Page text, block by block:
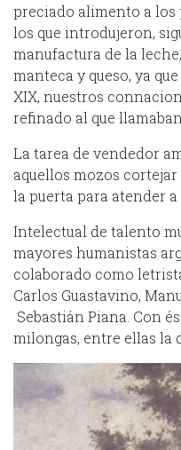
preciado alimento a los
los que introdujeron,
manufactura de la
manteca y queso, ya
XIX, nuestros
refinado al que
La tarea de vendedor
aquellos mozos
la puerta para atender a
Intelectual de talento
mayores humanistas
colaborado como
Carlos Guastavino,
Sebastián Piana. Con
milongas, entre ellas la